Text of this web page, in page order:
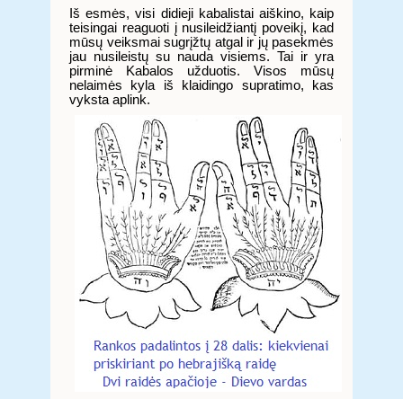
Iš esmės, visi didieji kabalistai aiškino, kaip
teisingai reaguoti į nusileidžiantį poveikį, kad
mūsų veiksmai sugrįžtų atgal ir jų pasekmės
jau nusileistų su nauda visiems. Tai ir yra
pirminė Kabalos užduotis. Visos mūsų
nelaimės kyla iš klaidingo supratimo, kas
vyksta aplink.